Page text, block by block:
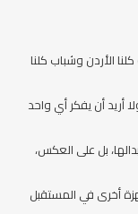
الأردن وشباب كلنا
أريد أن يفكر أي واحد
بل على العكس،
أخرى في المستقبل